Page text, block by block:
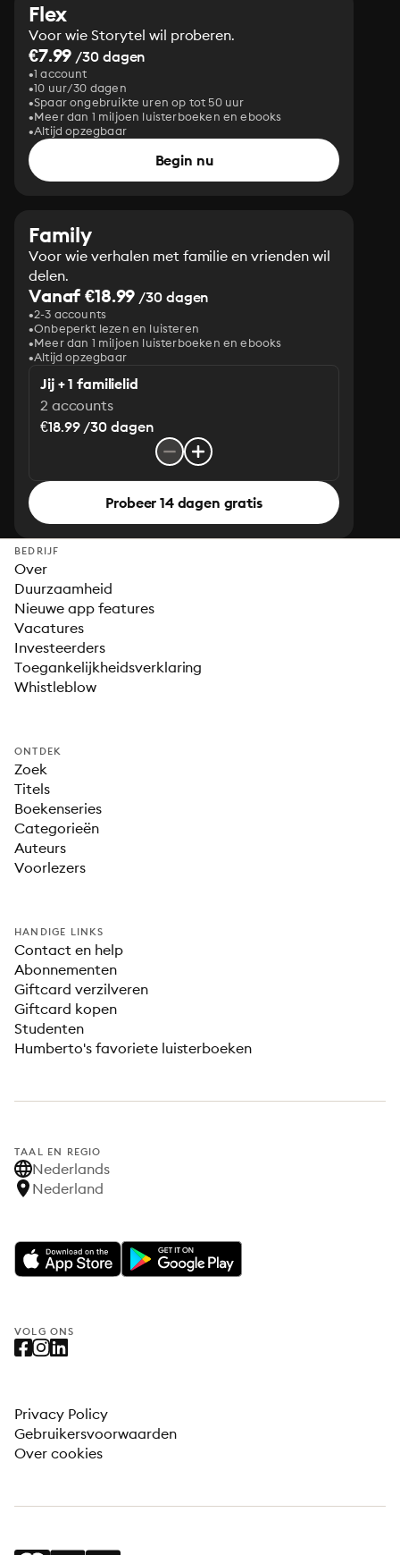
Flex
Voor wie Storytel wil proberen.
€7.99 /30 dagen
1 account
10 uur/30 dagen
Spaar ongebruikte uren op tot 50 uur
Meer dan 1 miljoen luisterboeken en ebooks
Altijd opzegbaar
Begin nu
Family
Voor wie verhalen met familie en vrienden wil
delen.
Vanaf €18.99 /30 dagen
2-3 accounts
Onbeperkt lezen en luisteren
Meer dan 1 miljoen luisterboeken en ebooks
Altijd opzegbaar
Jij + 1 familielid
2 accounts
€18.99 /30 dagen
Probeer 14 dagen gratis
BEDRIJF
Over
Duurzaamheid
Nieuwe app features
Vacatures
Investeerders
Toegankelijkheidsverklaring
Whistleblow
ONTDEK
Zoek
Titels
Boekenseries
Categorieën
Auteurs
Voorlezers
HANDIGE LINKS
Contact en help
Abonnementen
Giftcard verzilveren
Giftcard kopen
Studenten
Humberto's favoriete luisterboeken
TAAL EN REGIO
Nederlands
Nederland
VOLG ONS
Privacy Policy
Gebruikersvoorwaarden
Over cookies